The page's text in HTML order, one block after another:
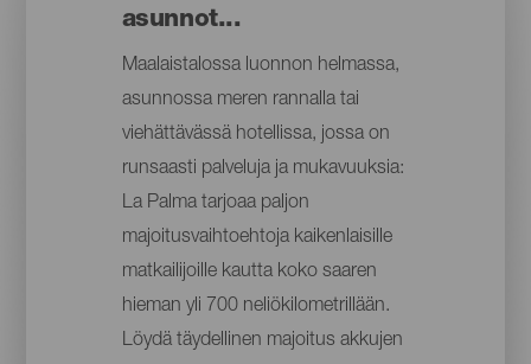
asunnot...
Maalaistalossa luonnon helmassa,
asunnossa meren rannalla tai
viehättävässä hotellissa, jossa on
runsaasti palveluja ja mukavuuksia:
La Palma tarjoaa paljon
majoitusvaihtoehtoja kaikenlaisille
matkailijoille kautta koko saaren
hieman yli 700 neliökilometrillään.
Löydä täydellinen majoitus akkujen